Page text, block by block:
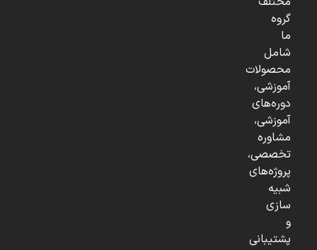
گروه
ما
شامل
محصولات
آموزشی،
دوره‌های
آموزشی،
مشاوره
تخصصی،
پروژه‌های
شبیه
سازی
و
پشتیبانی